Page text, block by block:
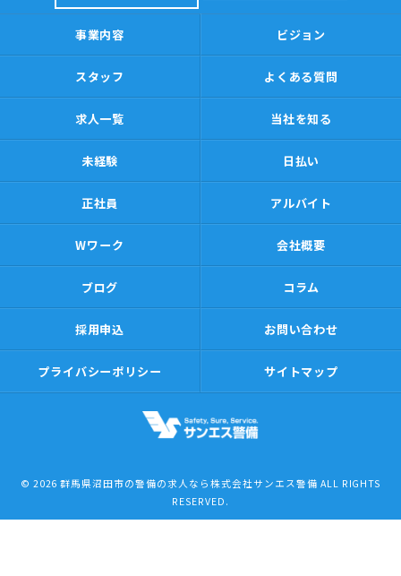
事業内容 ビジョン
スタッフ よくある質問
求人一覧 当社を知る
未経験 日払い
正社員 アルバイト
Wワーク 会社概要
ブログ コラム
採用申込 お問い合わせ
プライバシーポリシー サイトマップ
© 2026 群馬県沼田市の警備の求人なら株式会社サンエス警備 ALL RIGHTS
RESERVED.